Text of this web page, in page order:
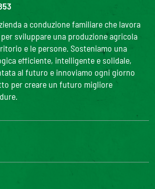
a conduzione familiare che lavora
sviluppare una produzione agricola
e le persone. Sosteniamo una
efficiente, intelligente e solidale,
al futuro e innoviamo ogni giorno
per creare un futuro migliore